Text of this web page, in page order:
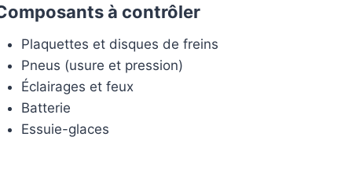
à contrôler
Plaquettes et disques de freins
Pneus (usure et pression)
Éclairages et feux
Batterie
Essuie-glaces